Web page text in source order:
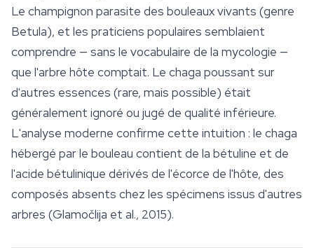
Le champignon parasite des bouleaux vivants (genre
Betula), et les praticiens populaires semblaient
comprendre — sans le vocabulaire de la mycologie —
que l'arbre hôte comptait. Le chaga poussant sur
d'autres essences (rare, mais possible) était
généralement ignoré ou jugé de qualité inférieure.
L'analyse moderne confirme cette intuition : le chaga
hébergé par le bouleau contient de la bétuline et de
l'acide bétulinique dérivés de l'écorce de l'hôte, des
composés absents chez les spécimens issus d'autres
arbres (Glamočlija et al., 2015).